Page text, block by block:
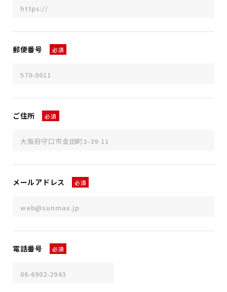
郵便番号 必須
ご住所 必須
メールアドレス 必須
電話番号 必須